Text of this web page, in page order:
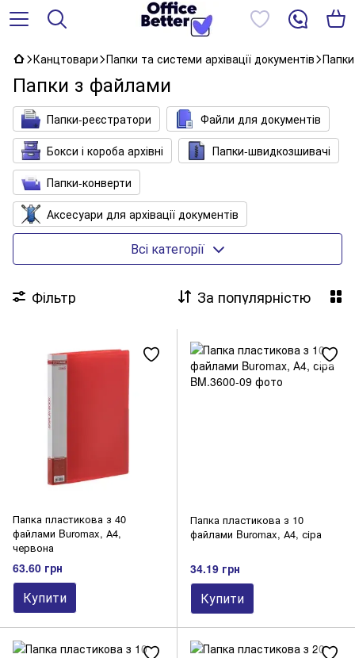
Канцтовари Папки та системи архівації документів
Папки з файлами
Папки-реєстратори
Файли для документів
Бокси і короба архівні
Папки-швидкозшивачі
Папки-конверти
Аксесуари для архівації документів
Кліпборди (планшети)
Папки з притиском, зі швидкозшивачем
Папки на гумках
Папки на кільцях
Папки-куточки
Папки-портфелі
Папки багатофункціональні
Всі категорії
Фільтр За популярністю
Папка пластикова з 40
файлами Buromax, А4,
червона
63.60 грн
Купити
Папка пластикова з 10
файлами Buromax, А4, сіра
34.19 грн
Купити